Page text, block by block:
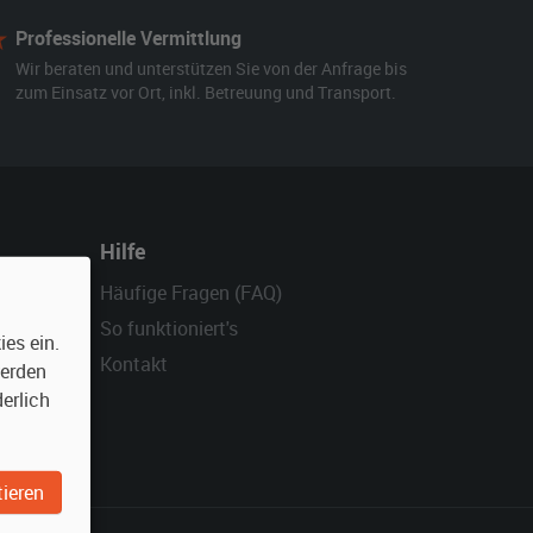
Professionelle Vermittlung
Wir beraten und unterstützen Sie von der Anfrage bis
zum Einsatz vor Ort, inkl. Betreuung und Transport.
Hilfe
Häufige Fragen (FAQ)
So funktioniert's
Kontakt
ein.